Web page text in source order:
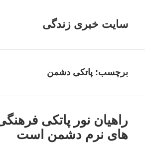
سایت خبری زندگی
برچسب: پاتکی دشمن
راهیان نور پاتکی
های نرم دشمن است